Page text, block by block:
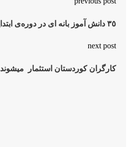
٣٥ دانش آموز بانه ای در دورەی ابتدایی ترک تحصیل کردند
next post
کارگران کوردستان استثمار میشوند